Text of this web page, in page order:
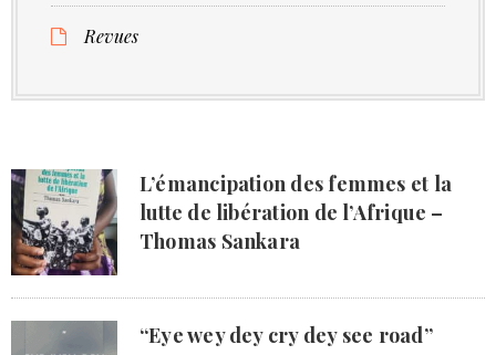
Revues
L’émancipation des femmes et la
lutte de libération de l’Afrique –
Thomas Sankara
“Eye wey dey cry dey see road”